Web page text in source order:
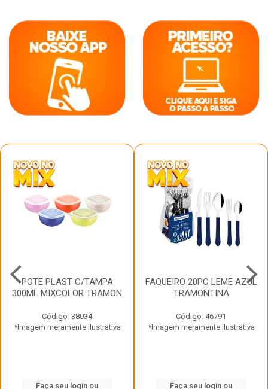
POTE PLAST C/TAMPA
300ML MIXCOLOR TRAMON
Código: 38034
*Imagem meramente ilustrativa
Faça seu login ou
FAQUEIRO 20PC LEME AZUL
TRAMONTINA
Código: 46791
*Imagem meramente ilustrativa
Faça seu login ou